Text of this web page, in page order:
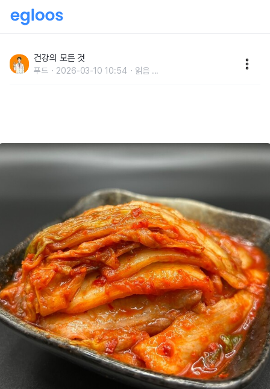
로 꼽은 음식
건강의 모든 것
푸드 2026-03-10 10:54 읽음 ...